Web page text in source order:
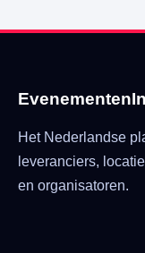
Het Nederlandse
leveranciers,
en organisatoren.